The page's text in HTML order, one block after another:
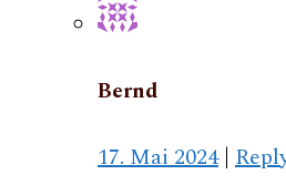
Bernd
17. Mai 2024 |